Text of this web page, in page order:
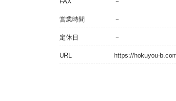
営業時間 －
定休日 －
URL https://hokuyou-